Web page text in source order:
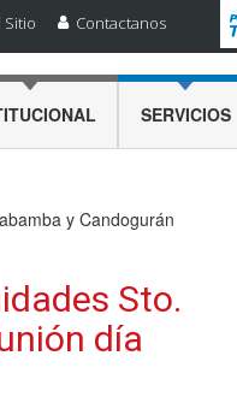
Sitio Contactanos
SERVICIOS
y Candogurán
Sto.
día